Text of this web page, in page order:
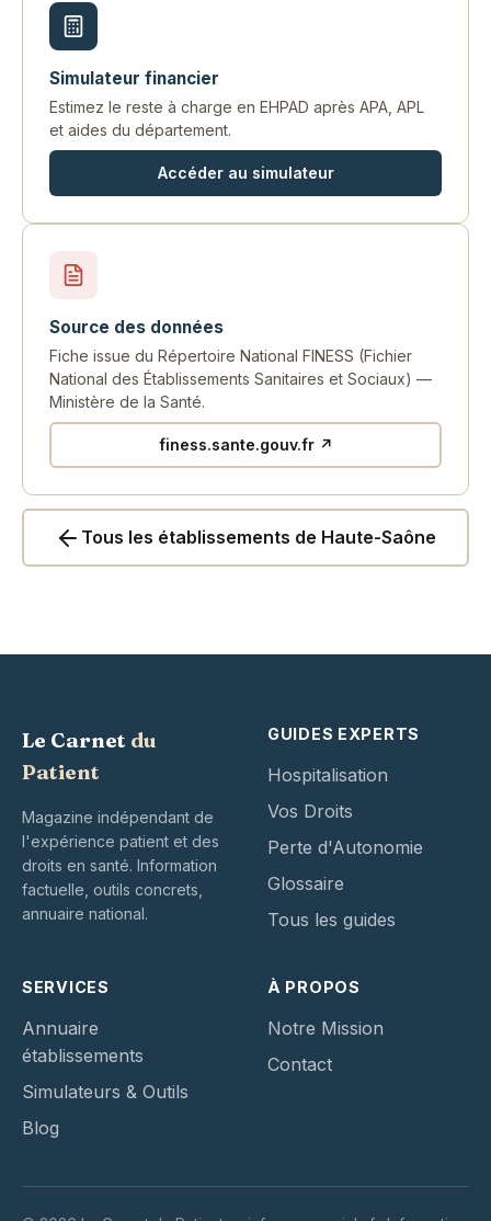
Simulateur financier
Estimez le reste à charge en EHPAD après APA, APL
et aides du département.
Accéder au simulateur
Source des données
Fiche issue du Répertoire National FINESS (Fichier
National des Établissements Sanitaires et Sociaux) —
Ministère de la Santé.
finess.sante.gouv.fr ↗
Tous les établissements de Haute-Saône
Le Carnet du
Patient
Magazine indépendant de
l'expérience patient et des
droits en santé. Information
factuelle, outils concrets,
annuaire national.
GUIDES EXPERTS
Hospitalisation
Vos Droits
Perte d'Autonomie
Glossaire
Tous les guides
SERVICES
Annuaire
établissements
Simulateurs & Outils
Blog
À PROPOS
Notre Mission
Contact